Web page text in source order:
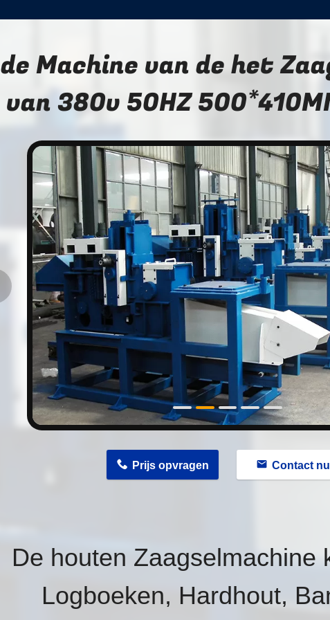
de Machine van de het
van 380v 50HZ
Prijs opvragen Contact nu
De houten Zaagselmachine
Logboeken, Hardhout,